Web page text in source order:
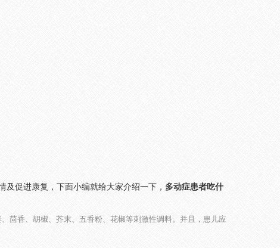
促进康复，下面小编就给大家介绍一下， 多动症患者吃什
香、胡椒、芥末、五香粉、花椒等刺激性调料。并且，患儿应